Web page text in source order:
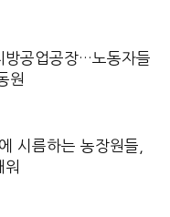
방공업공장…노동자들
원
시름하는 농장원들,
워